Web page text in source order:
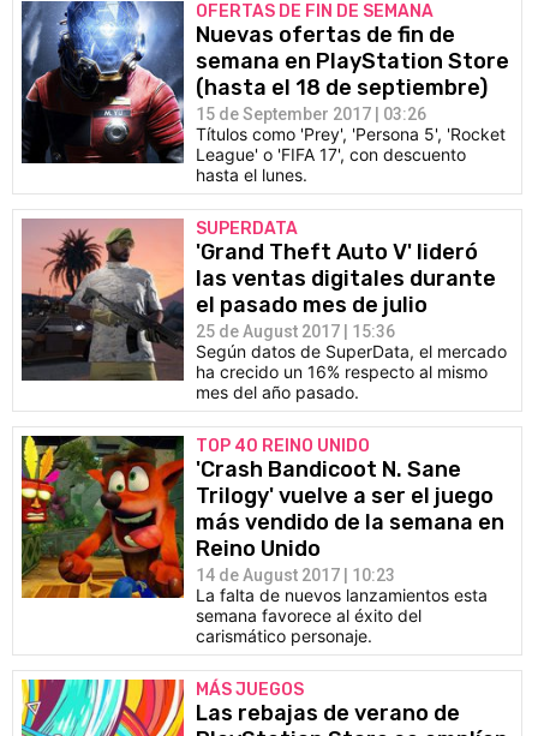
OFERTAS DE FIN DE SEMANA
Nuevas ofertas de fin de
semana en PlayStation Store
(hasta el 18 de septiembre)
15 de September 2017 | 03:26
Títulos como 'Prey', 'Persona 5', 'Rocket
League' o 'FIFA 17', con descuento
hasta el lunes.
SUPERDATA
'Grand Theft Auto V' lideró
las ventas digitales durante
el pasado mes de julio
25 de August 2017 | 15:36
Según datos de SuperData, el mercado
ha crecido un 16% respecto al mismo
mes del año pasado.
TOP 40 REINO UNIDO
'Crash Bandicoot N. Sane
Trilogy' vuelve a ser el juego
más vendido de la semana en
Reino Unido
14 de August 2017 | 10:23
La falta de nuevos lanzamientos esta
semana favorece al éxito del
carismático personaje.
MÁS JUEGOS
Las rebajas de verano de